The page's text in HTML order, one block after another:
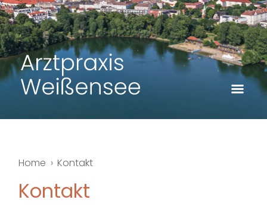
Home Kontakt
Kontakt